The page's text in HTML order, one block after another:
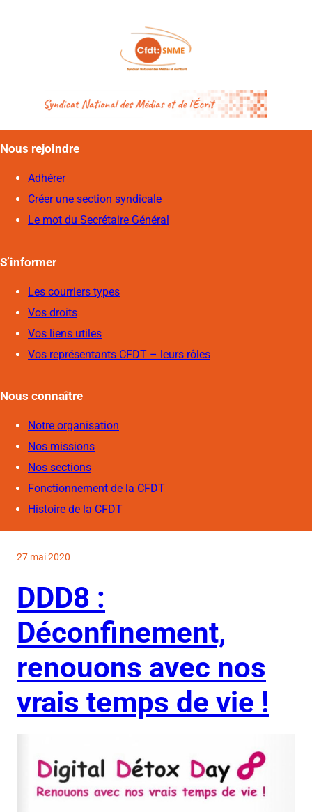
Nous rejoindre
Adhérer
Créer une section syndicale
Le mot du Secrétaire Général
S’informer
Les courriers types
Vos droits
Vos liens utiles
Vos représentants CFDT – leurs rôles
Nous connaître
Notre organisation
Nos missions
Nos sections
Fonctionnement de la CFDT
Histoire de la CFDT
27 mai 2020
DDD8 :
Déconfinement,
renouons avec nos
vrais temps de vie !